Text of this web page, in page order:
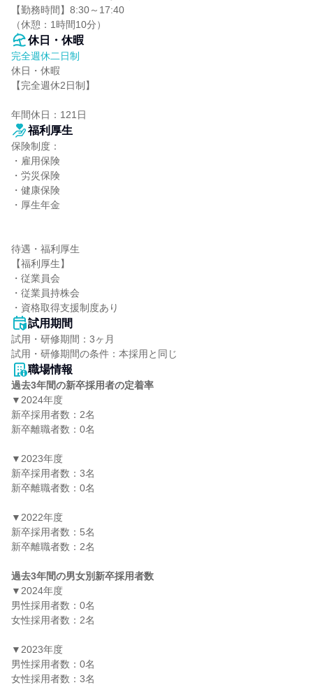
【勤務時間】8:30～17:40
（休憩：1時間10分）
休日・休暇
完全週休二日制
休日・休暇
【完全週休2日制】
年間休日：121日
福利厚生
保険制度：
・雇用保険
・労災保険
・健康保険
・厚生年金
待遇・福利厚生
【福利厚生】
・従業員会
・従業員持株会
・資格取得支援制度あり
試用期間
試用・研修期間：3ヶ月
職場情報
過去3年間の新卒採用者の定着率
▼2024年度
新卒採用者数：2名
新卒離職者数：0名
▼2023年度
新卒採用者数：3名
新卒離職者数：0名
▼2022年度
新卒採用者数：5名
新卒離職者数：2名
過去3年間の男女別新卒採用者数
▼2024年度
男性採用者数：0名
女性採用者数：2名
▼2023年度
男性採用者数：0名
女性採用者数：3名